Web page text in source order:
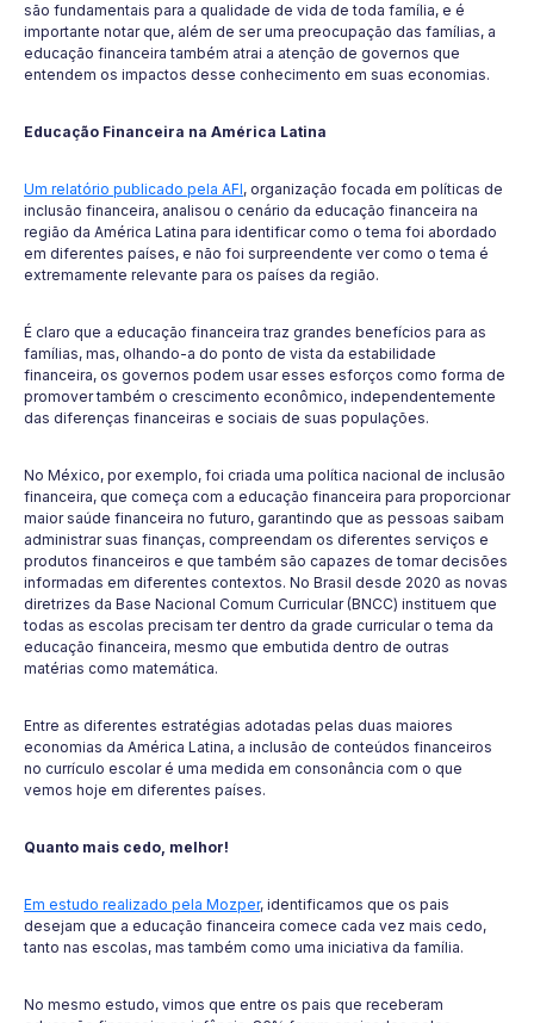
são fundamentais para a qualidade de vida de toda família, e é
importante notar que, além de ser uma preocupação das famílias, a
educação financeira também atrai a atenção de governos que
entendem os impactos desse conhecimento em suas economias.
Educação Financeira na América Latina
Um relatório publicado pela AFI, organização focada em políticas de
inclusão financeira, analisou o cenário da educação financeira na
região da América Latina para identificar como o tema foi abordado
em diferentes países, e não foi surpreendente ver como o tema é
extremamente relevante para os países da região.
É claro que a educação financeira traz grandes benefícios para as
famílias, mas, olhando-a do ponto de vista da estabilidade
financeira, os governos podem usar esses esforços como forma de
promover também o crescimento econômico, independentemente
das diferenças financeiras e sociais de suas populações.
No México, por exemplo, foi criada uma política nacional de inclusão
financeira, que começa com a educação financeira para proporcionar
maior saúde financeira no futuro, garantindo que as pessoas saibam
administrar suas finanças, compreendam os diferentes serviços e
produtos financeiros e que também são capazes de tomar decisões
informadas em diferentes contextos. No Brasil desde 2020 as novas
diretrizes da Base Nacional Comum Curricular (BNCC) instituem que
todas as escolas precisam ter dentro da grade curricular o tema da
educação financeira, mesmo que embutida dentro de outras
matérias como matemática.
Entre as diferentes estratégias adotadas pelas duas maiores
economias da América Latina, a inclusão de conteúdos financeiros
no currículo escolar é uma medida em consonância com o que
vemos hoje em diferentes países.
Quanto mais cedo, melhor!
Em estudo realizado pela Mozper, identificamos que os pais
desejam que a educação financeira comece cada vez mais cedo,
tanto nas escolas, mas também como uma iniciativa da família.
No mesmo estudo, vimos que entre os pais que receberam